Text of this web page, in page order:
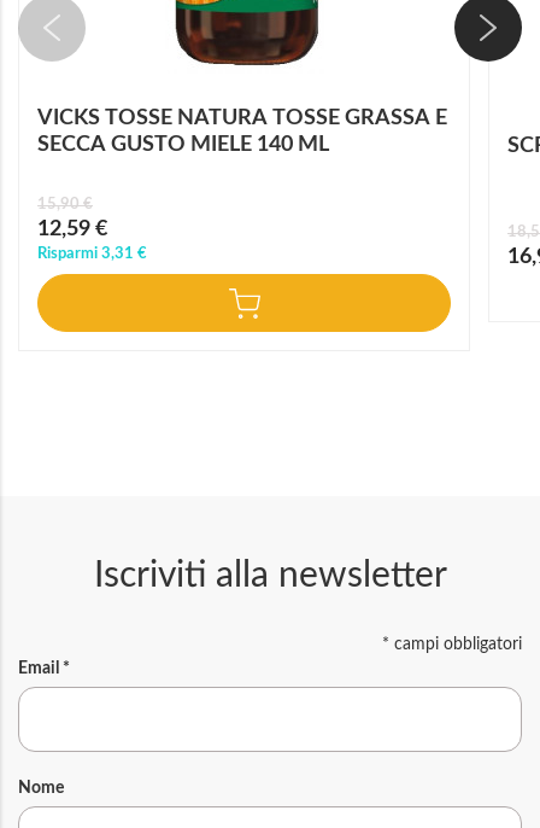
VICKS TOSSE NATURA TOSSE GRASSA E
SECCA GUSTO MIELE 140 ML
Prezzo
speciale
12,59 €
15,90 €
Risparmi 3,31 €
Iscriviti alla newsletter
* campi obbligatori
Email *
Nome